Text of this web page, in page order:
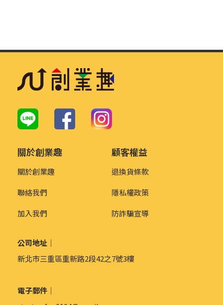
關於創業趣
關於創業趣
聯絡我們
加入我們
顧客權益
退換貨條款
隱私權政策
防詐騙宣導
公司地址｜
新北市三重區重新路2段42之7號3樓
電子郵件｜